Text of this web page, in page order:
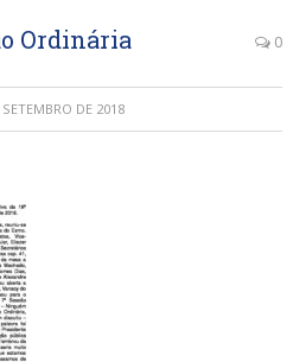
Ordinária 0
SETEMBRO DE 2018